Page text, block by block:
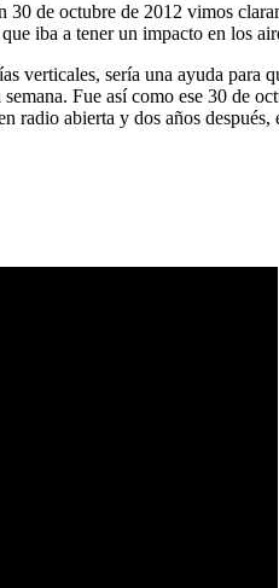
de octubre de 2012 vimos
iba a tener un impacto en los
verticales, sería una ayuda
Fue así como ese 30
radio abierta y dos años